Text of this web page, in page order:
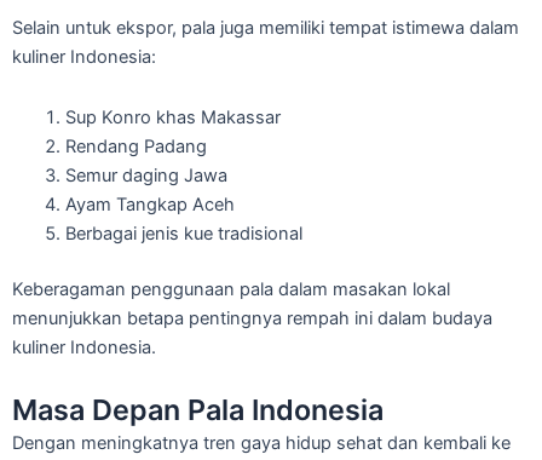
Selain untuk ekspor, pala juga memiliki tempat istimewa dalam
kuliner Indonesia:
Sup Konro khas Makassar
Rendang Padang
Semur daging Jawa
Ayam Tangkap Aceh
Berbagai jenis kue tradisional
Keberagaman penggunaan pala dalam masakan lokal
menunjukkan betapa pentingnya rempah ini dalam budaya
kuliner Indonesia.
Masa Depan Pala Indonesia
Dengan meningkatnya tren gaya hidup sehat dan kembali ke